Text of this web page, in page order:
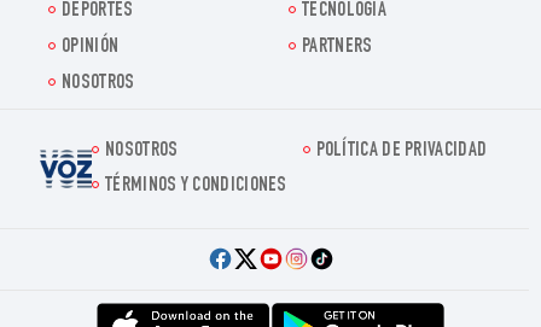
DEPORTES
TECNOLOGÍA
OPINIÓN
PARTNERS
NOSOTROS
Voz.us
NOSOTROS
POLÍTICA DE PRIVACIDAD
TÉRMINOS Y CONDICIONES